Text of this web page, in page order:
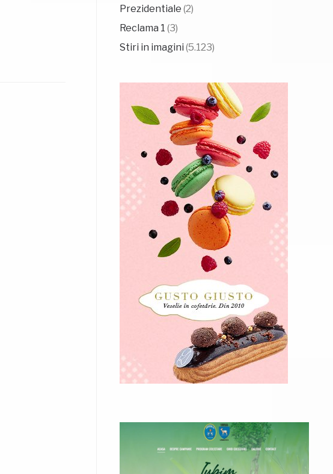
Prezidentiale (2)
Reclama 1 (3)
Stiri in imagini (5.123)